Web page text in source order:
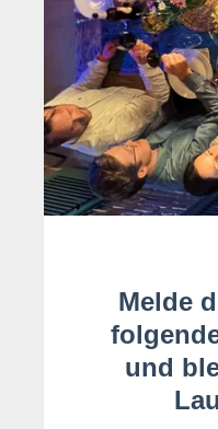
Melde
und